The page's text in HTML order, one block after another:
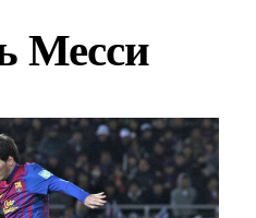
Месси